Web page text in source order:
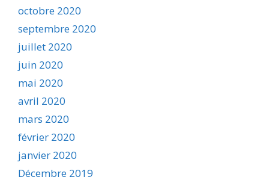
octobre 2020
septembre 2020
juillet 2020
juin 2020
mai 2020
avril 2020
mars 2020
février 2020
janvier 2020
Décembre 2019